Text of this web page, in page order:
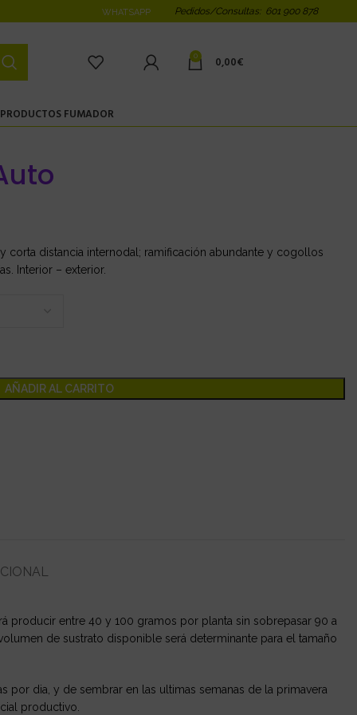
WHATSAPP Pedidos/Consultas: 601 900 878
0 0,00€
PRODUCTOS FUMADOR
corta distancia internodal; ramificación abundante y cogollos
Interior – exterior.
AÑADIR AL CARRITO
producir entre 40 y 100 gramos por planta sin sobrepasar 90 a
de sustrato disponible será determinante para el tamaño
por dia, y de sembrar en las ultimas semanas de la primavera
productivo.